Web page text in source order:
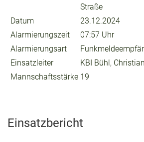
Straße
Datum
23.12.2024
Alarmierungszeit
07:57 Uhr
Alarmierungsart
Einsatzleiter
KBI Bühl, Christian
Mannschaftsstärke 19
Einsatzbericht